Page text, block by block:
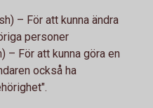
– För att kunna ändra
personer
– För att kunna göra en
också ha